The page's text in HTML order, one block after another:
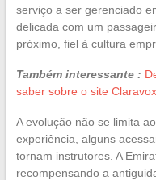
serviço a ser gerenciado
delicada com um
próximo, fiel à cultura
Também interessante :
saber sobre o site
A evolução não se limita
experiência, alguns
tornam instrutores. A
recompensando a